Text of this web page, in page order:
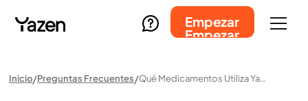
Empezar
Empezar
Inicio Preguntas Frecuentes Qué Medicamentos Utiliza Yazen Para La Pérdida De Peso?